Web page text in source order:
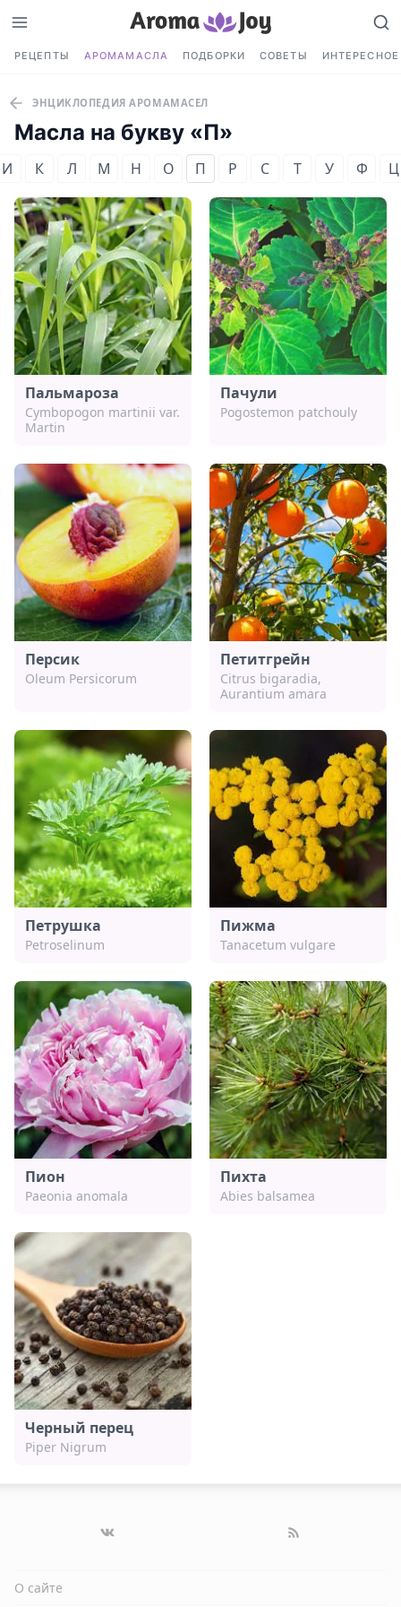
РЕЦЕПТЫ АРОМАМАСЛА ПОДБОРКИ СОВЕТЫ ИНТЕРЕСНОЕ
ЭНЦИКЛОПЕДИЯ АРОМАМАСЕЛ
Масла на букву «П»
И К Л М Н О П Р С Т У Ф Ц
Пальмароза
Cymbopogon martinii var.
Martin
Пачули
Pogostemon patchoulу
Персик
Oleum Persicorum
Петитгрейн
Citrus bigaradia,
Aurantium amara
Петрушка
Petroselinum
Пижма
Tanacetum vulgare
Пион
Paeonia anomala
Пихта
Abies balsamea
Черный перец
Piper Nigrum
О сайте